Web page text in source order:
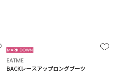
EATME
BACKレースアップロングブーツ